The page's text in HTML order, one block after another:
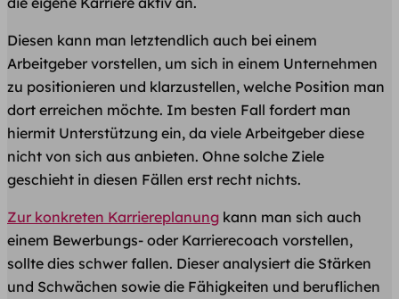
Diesen kann man letztendlich auch bei einem
Arbeitgeber vorstellen, um sich in einem Unternehmen
zu positionieren und klarzustellen, welche Position man
dort erreichen möchte. Im besten Fall fordert man
hiermit Unterstützung ein, da viele Arbeitgeber diese
nicht von sich aus anbieten. Ohne solche Ziele
geschieht in diesen Fällen erst recht nichts.
Zur konkreten Karriereplanung kann man sich auch
einem Bewerbungs- oder Karrierecoach vorstellen,
sollte dies schwer fallen. Dieser analysiert die Stärken
und Schwächen sowie die Fähigkeiten und beruflichen